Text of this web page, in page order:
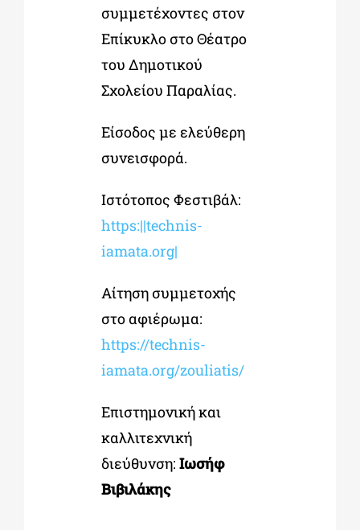
συμμετέχοντες στον
Επίκυκλο στο Θέατρο
του Δημοτικού
Σχολείου Παραλίας.
Είσοδος με ελεύθερη
συνεισφορά.
Ιστότοπος Φεστιβάλ:
https:||technis-
iamata.org|
Αίτηση συμμετοχής
στο αφιέρωμα:
https://technis-
iamata.org/zouliatis/
Επιστημονική και
καλλιτεχνική
διεύθυνση: Ιωσήφ
Βιβιλάκης